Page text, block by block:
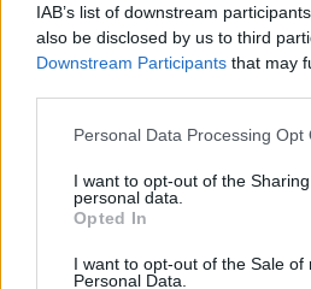
IAB’s list of downstream
also be disclosed by us to third
Downstream Participants that may
Personal Data Processing Opt
I want to opt-out of the
personal data.
Opted In
I want to opt-out of the Sale of
Personal Data.
Lexapro (509)
Depressie - antidepressiva SSRI
Concerta (503)
ADHD - psychostimulantia
Amlodipine (493)
Amoxicilline / Clavulaanzuur (486)
Antibiotica - penicillines breedspectrum
Roaccutane (480)